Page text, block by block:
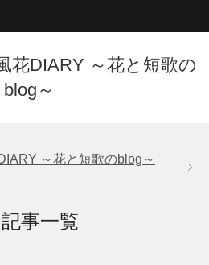
花DIARY ～花と短歌の
blog～
～花と短歌のblog～
事一覧